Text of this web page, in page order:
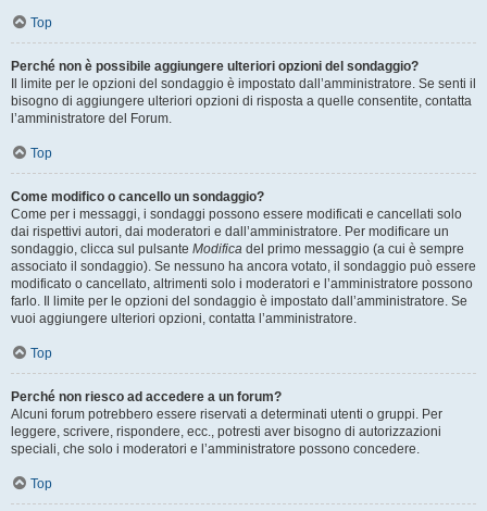
Top
Perché non è possibile aggiungere ulteriori opzioni del sondaggio?
Il limite per le opzioni del sondaggio è impostato dall’amministratore. Se senti il
bisogno di aggiungere ulteriori opzioni di risposta a quelle consentite, contatta
l’amministratore del Forum.
Top
Come modifico o cancello un sondaggio?
Come per i messaggi, i sondaggi possono essere modificati e cancellati solo
dai rispettivi autori, dai moderatori e dall’amministratore. Per modificare un
sondaggio, clicca sul pulsante Modifica del primo messaggio (a cui è sempre
associato il sondaggio). Se nessuno ha ancora votato, il sondaggio può essere
modificato o cancellato, altrimenti solo i moderatori e l’amministratore possono
farlo. Il limite per le opzioni del sondaggio è impostato dall’amministratore. Se
vuoi aggiungere ulteriori opzioni, contatta l’amministratore.
Top
Perché non riesco ad accedere a un forum?
Alcuni forum potrebbero essere riservati a determinati utenti o gruppi. Per
leggere, scrivere, rispondere, ecc., potresti aver bisogno di autorizzazioni
speciali, che solo i moderatori e l’amministratore possono concedere.
Top